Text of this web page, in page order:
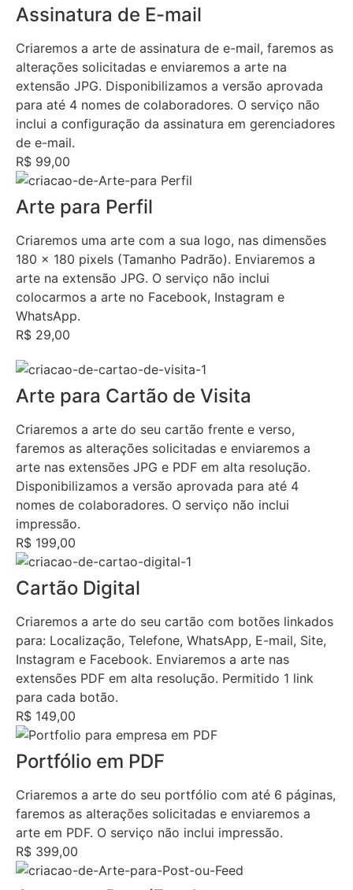
Assinatura de E-mail
Criaremos a arte de assinatura de e-mail, faremos as
alterações solicitadas e enviaremos a arte na
extensão JPG. Disponibilizamos a versão aprovada
para até 4 nomes de colaboradores. O serviço não
inclui a configuração da assinatura em gerenciadores
de e-mail.
R$ 99,00
Arte para Perfil
Criaremos uma arte com a sua logo, nas dimensões
180 x 180 pixels (Tamanho Padrão). Enviaremos a
arte na extensão JPG. O serviço não inclui
colocarmos a arte no Facebook, Instagram e
WhatsApp.
R$ 29,00
Arte para Cartão de Visita
Criaremos a arte do seu cartão frente e verso,
faremos as alterações solicitadas e enviaremos a
arte nas extensões JPG e PDF em alta resolução.
Disponibilizamos a versão aprovada para até 4
nomes de colaboradores. O serviço não inclui
impressão.
R$ 199,00
Cartão Digital
Criaremos a arte do seu cartão com botões linkados
para: Localização, Telefone, WhatsApp, E-mail, Site,
Instagram e Facebook. Enviaremos a arte nas
extensões PDF em alta resolução. Permitido 1 link
para cada botão.
R$ 149,00
Portfólio em PDF
Criaremos a arte do seu portfólio com até 6 páginas,
faremos as alterações solicitadas e enviaremos a
arte em PDF. O serviço não inclui impressão.
R$ 399,00